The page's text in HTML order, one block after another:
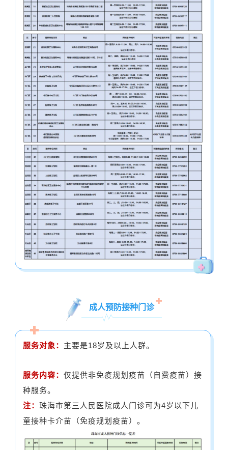
成人预防接种门诊
服务对象： 主要是18岁及以上人群。
服务内容： 仅提供非免疫规划疫苗（自费疫苗）接
种服务。
注： 珠海市第三人民医院成人门诊可为4岁以下儿
童接种卡介苗 （免疫规划疫苗）。